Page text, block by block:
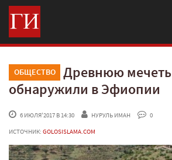
ОБЩЕСТВО
Древнюю мечеть
обнаружили в Эфиопии
6 ИЮЛЯ'2017 В 14:30 НУРУЛЬ ИМАН
0
ИСТОЧНИК: GOLOSISLAMA.COM